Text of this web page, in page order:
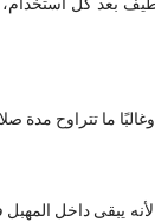
يبقى داخل